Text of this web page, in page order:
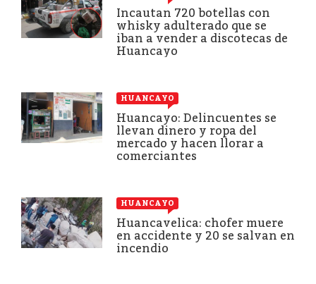
Incautan 720 botellas con
whisky adulterado que se
iban a vender a discotecas de
Huancayo
HUANCAYO
Huancayo: Delincuentes se
llevan dinero y ropa del
mercado y hacen llorar a
comerciantes
HUANCAYO
Huancavelica: chofer muere
en accidente y 20 se salvan en
incendio